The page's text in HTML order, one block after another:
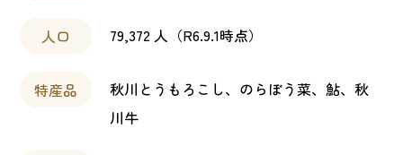
人口 79,372 人（R6.9.1時点）
特産品
秋川とうもろこし、のらぼう菜、鮎、秋
川牛